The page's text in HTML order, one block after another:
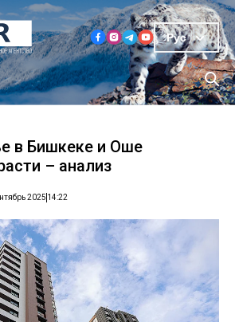
Рус
в Бишкеке и Оше
– анализ
2025 14:22